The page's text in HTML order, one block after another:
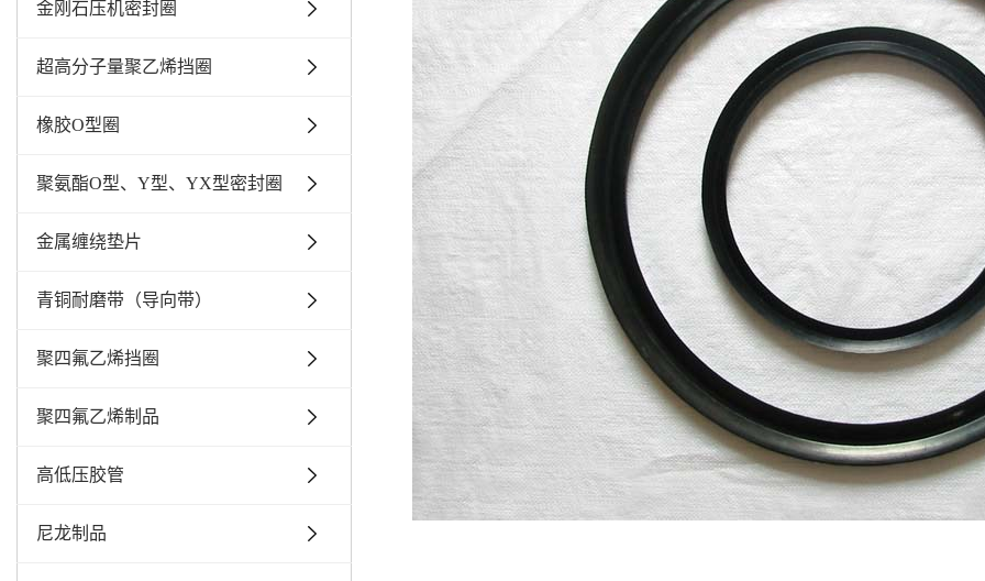
金刚石压机密封圈
超高分子量聚乙烯挡圈
橡胶O型圈
聚氨酯O型、Y型、YX型密封圈
金属缠绕垫片
青铜耐磨带（导向带）
聚四氟乙烯挡圈
聚四氟乙烯制品
高低压胶管
尼龙制品